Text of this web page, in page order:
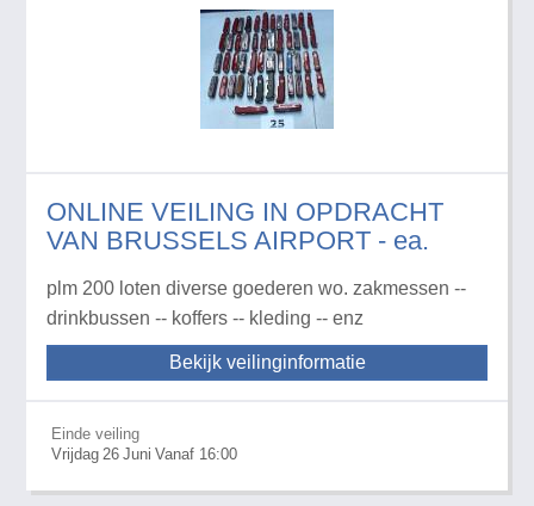
ONLINE VEILING IN OPDRACHT
VAN BRUSSELS AIRPORT - ea.
plm 200 loten diverse goederen wo. zakmessen --
drinkbussen -- koffers -- kleding -- enz
Bekijk veilinginformatie
Einde veiling
Vrijdag 26 Juni Vanaf 16:00